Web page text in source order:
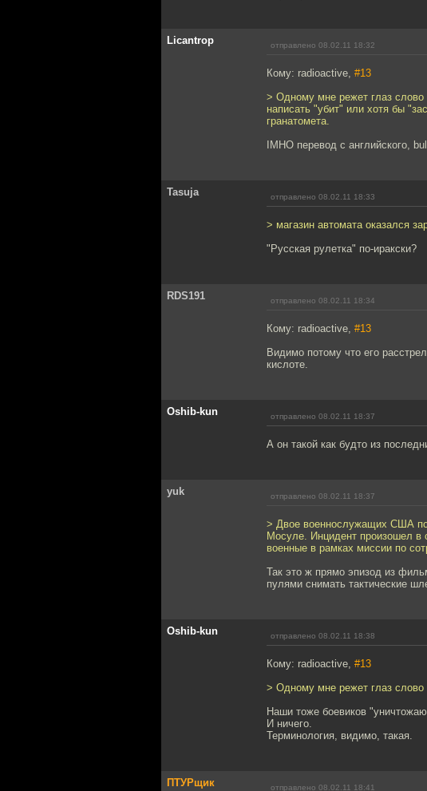
Licantrop отправлено 08.02.11 18:32
Кому: radioactive, #13
> Одному мне режет глаз слово
написать "убит" или хотя бы
гранатомета.
IMHO перевод с английского,
Tasuja отправлено 08.02.11 18:33
> магазин автомата оказался
"Русская рулетка" по-иракски?
RDS191 отправлено 08.02.11 18:34
Кому: radioactive, #13
Видимо потому что его
кислоте.
Oshib-kun отправлено 08.02.11 18:37
А он такой как будто из
yuk отправлено 08.02.11 18:37
> Двое военнослужащих США
Мосуле. Инцидент произошел в
военные в рамках миссии по
Так это ж прямо эпизод из
пулями снимать тактические
Oshib-kun отправлено 08.02.11 18:38
Кому: radioactive, #13
> Одному мне режет глаз слово
Наши тоже боевиков
И ничего.
Терминология, видимо, такая.
ПТУРщик отправлено 08.02.11 18:41